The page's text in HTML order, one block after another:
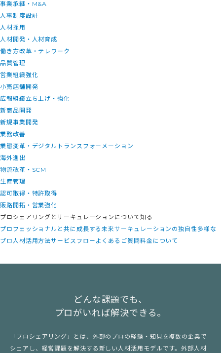
事業承継・M&A
人事制度設計
人材採用
人材開発・人材育成
働き方改革・テレワーク
品質管理
営業組織強化
小売店舗開発
広報組織立ち上げ・強化
新商品開発
新規事業開発
業務改善
業態変革・デジタルトランスフォーメーション
海外進出
物流改革・SCM
生産管理
認可取得・特許取得
販路開拓・営業強化
プロシェアリングとサーキュレーションについて知る
プロフェッショナルと共に成長する未来サーキュレーションの独自性多様な
プロ人材活用方法サービスフロー よくあるご質問 料金について
どんな課題でも、
プロがいれば解決できる。
「プロシェアリング」とは、外部のプロの経験・知見を複数の企業で
シェアし、経営課題を解決する新しい人材活用モデルです。外部人材